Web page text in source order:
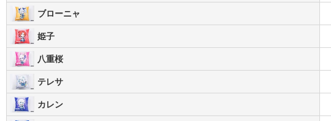
ブローニャ
姫子
八重桜
テレサ
カレン